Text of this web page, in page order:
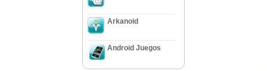
Arkanoid
Android Juegos